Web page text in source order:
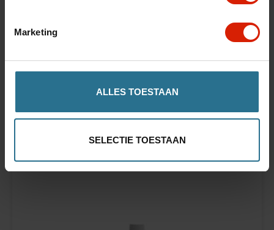
Marketing
ALLES TOESTAAN
SELECTIE TOESTAAN
Entrega rápida